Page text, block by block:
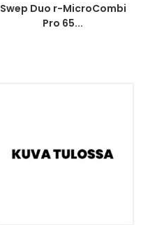
Swep Duo r-MicroCombi
Pro 65...